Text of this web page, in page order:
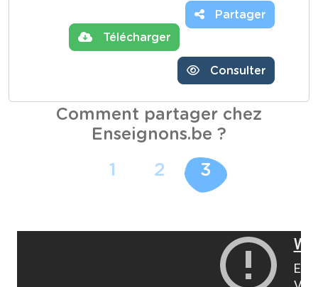
Télécharger
Partager
Consulter
Comment partager chez
Enseignons.be ?
1 2 3